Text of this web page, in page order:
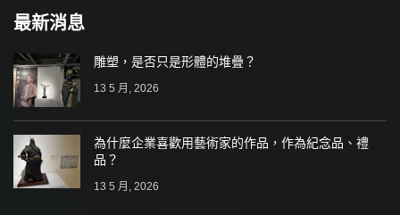
最新消息
雕塑，是否只是形體的堆疊？
13 5 月, 2026
為什麼企業喜歡用藝術家的作品，作為紀念品、禮
品？
13 5 月, 2026